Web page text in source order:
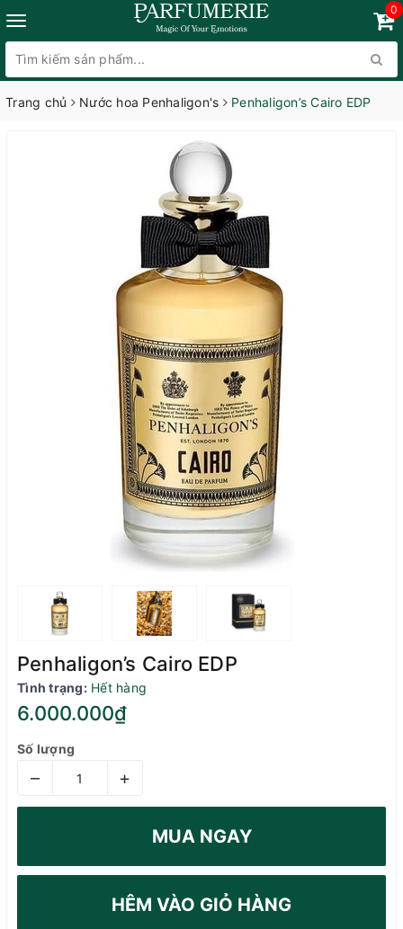
0
Trang chủ Nước hoa Penhaligon's Penhaligon’s Cairo EDP
Penhaligon’s Cairo EDP
Tình trạng: Hết hàng
6.000.000₫
Số lượng
– +
MUA NGAY
HÊM VÀO GIỎ HÀNG